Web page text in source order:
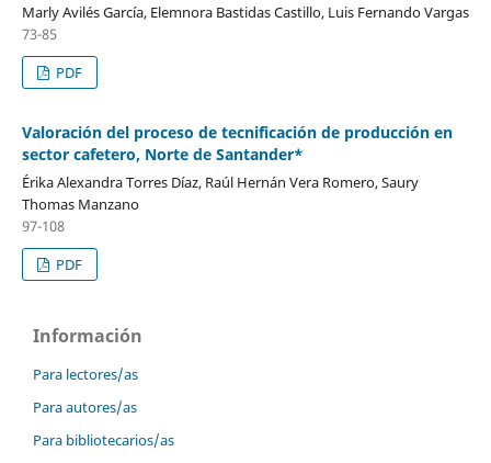
Marly Avilés García, Elemnora Bastidas Castillo, Luis Fernando Vargas
73-85
PDF
Valoración del proceso de tecnificación de producción en
sector cafetero, Norte de Santander*
Érika Alexandra Torres Díaz, Raúl Hernán Vera Romero, Saury
Thomas Manzano
97-108
PDF
Información
Para lectores/as
Para autores/as
Para bibliotecarios/as